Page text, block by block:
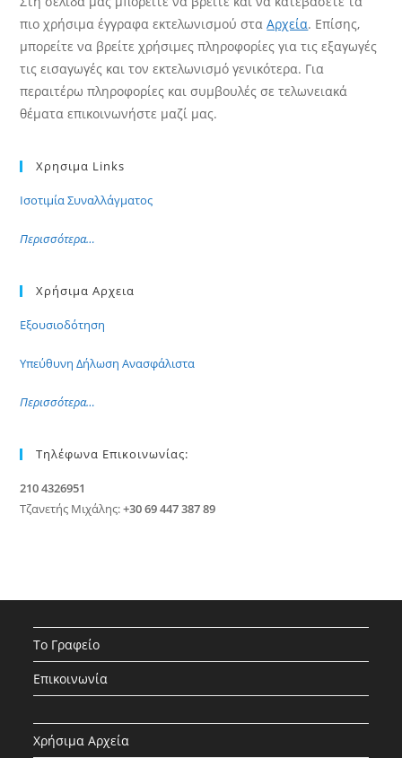
πιο χρήσιμα έγγραφα εκτελωνισμού σταΑρχεία. Επίσης,
μπορείτε να βρείτε χρήσιμες πληροφορίες για τις εξαγωγές
τις εισαγωγές και τον εκτελωνισμό γενικότερα. Για
περαιτέρω πληροφορίες και συμβουλές σε τελωνειακά
θέματα επικοινωνήστε μαζί μας.
Χρησιμα Links
Ισοτιμία Συναλλάγματος
Περισσότερα…
Χρήσιμα Αρχεια
Εξουσιοδότηση
Υπεύθυνη Δήλωση Ανασφάλιστα
Περισσότερα…
Τηλέφωνα Επικοινωνίας:
210 4326951
Τζανετής Μιχάλης:+30 69 447 387 89
Το Γραφείο
Επικοινωνία
Χρήσιμα Αρχεία